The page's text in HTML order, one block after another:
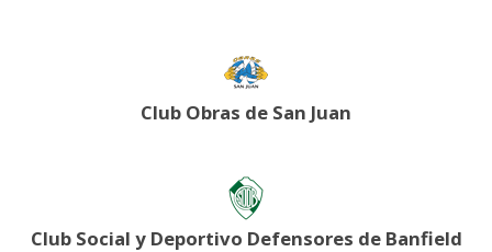
Club Obras de San Juan
Club Social y Deportivo Defensores de Banfield